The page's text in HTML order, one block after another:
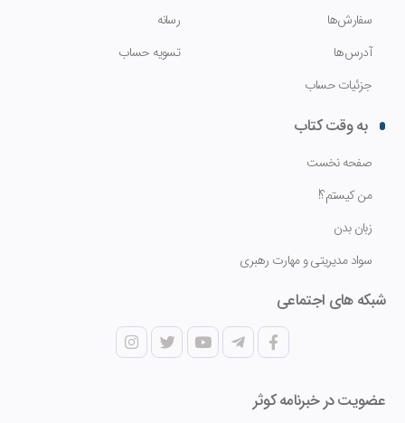
سفارش‌ها
آدرس‌ها
جزئیات حساب
رسانه
تسویه حساب
به وقت کتاب
صفحه نخست
من کیستم؟!
زبان بدن
سواد مدیریتی و مهارت رهبری
شبکه های اجتماعی
عضویت در خبرنامه کوثر